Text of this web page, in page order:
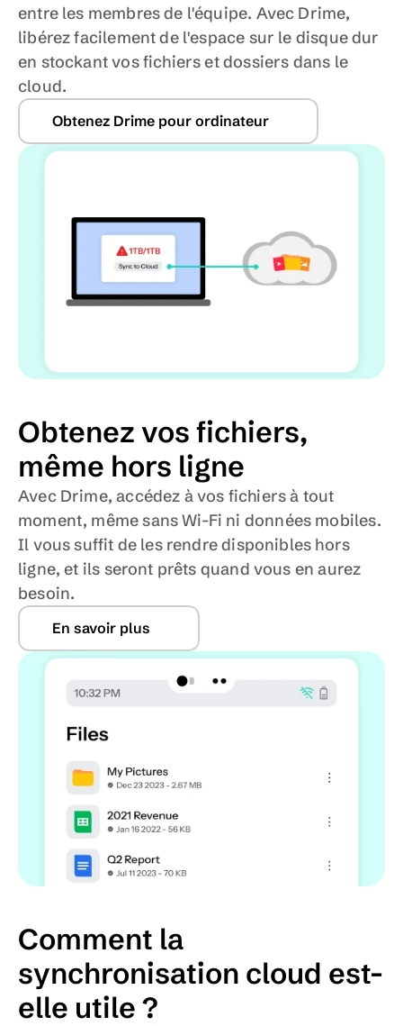
entre les membres de l'équipe. Avec Drime,
libérez facilement de l'espace sur le disque dur
en stockant vos fichiers et dossiers dans le
cloud.
Obtenez Drime pour ordinateur
Obtenez vos fichiers,
même hors ligne
Avec Drime, accédez à vos fichiers à tout
moment, même sans Wi-Fi ni données mobiles.
Il vous suffit de les rendre disponibles hors
ligne, et ils seront prêts quand vous en aurez
besoin.
En savoir plus
Comment la
synchronisation cloud est-
elle utile ?